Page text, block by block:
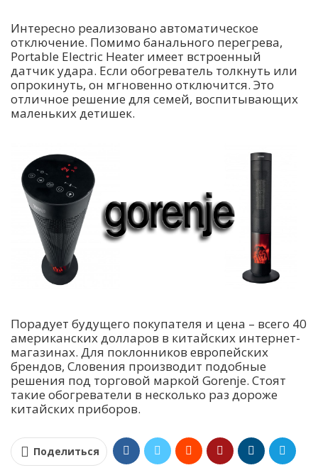
Интересно реализовано автоматическое
отключение. Помимо банального перегрева,
Portable Electric Heater имеет встроенный
датчик удара. Если обогреватель толкнуть или
опрокинуть, он мгновенно отключится. Это
отличное решение для семей, воспитывающих
маленьких детишек.
Порадует будущего покупателя и цена – всего 40
американских долларов в китайских интернет-
магазинах. Для поклонников европейских
брендов, Словения производит подобные
решения под торговой маркой Gorenje. Стоят
такие обогреватели в несколько раз дороже
китайских приборов.
Поделиться